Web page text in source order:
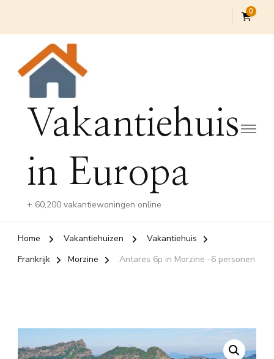
0
Vakantiehuis
in Europa
+ 60,200 vakantiewoningen online
Home Vakantiehuizen
Vakantiehuis
Frankrijk
Morzine Antares 6p in Morzine -6 personen